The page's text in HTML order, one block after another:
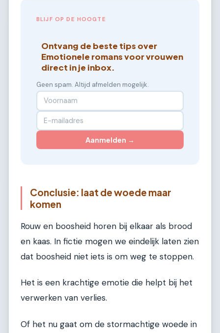
BLIJF OP DE HOOGTE
Ontvang de beste tips over
Emotionele romans voor vrouwen
direct in je inbox.
Geen spam. Altijd afmelden mogelijk.
Aanmelden →
Conclusie: laat de woede maar
komen
Rouw en boosheid horen bij elkaar als brood
en kaas. In fictie mogen we eindelijk laten zien
dat boosheid niet iets is om weg te stoppen.
Het is een krachtige emotie die helpt bij het
verwerken van verlies.
Of het nu gaat om de stormachtige woede in